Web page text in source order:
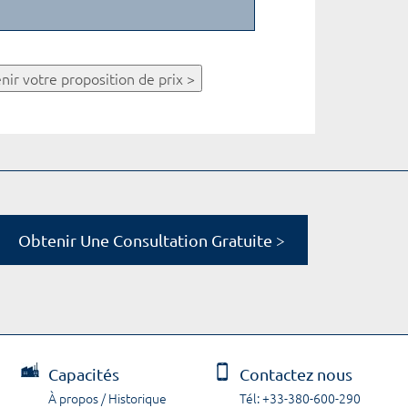
votre proposition de prix >
Obtenir Une Consultation Gratuite >
Capacités
À propos / Historique
Contactez nous
Tél: +33-380-600-290